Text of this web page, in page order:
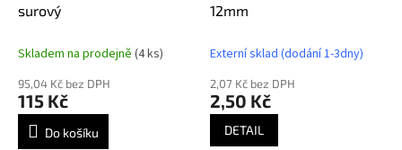
surový
Skladem na prodejně (4 ks)
95,04 Kč bez DPH
115 Kč
Do košíku
12mm
Externí sklad (dodání 1-3dny)
2,07 Kč bez DPH
2,50 Kč
DETAIL